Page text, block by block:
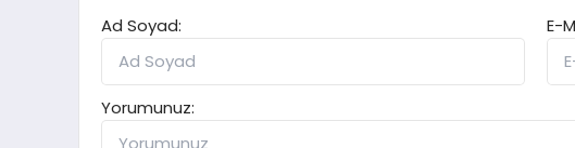
Ad Soyad:
E-
Yorumunuz: